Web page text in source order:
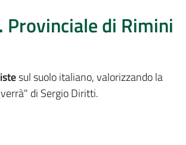
Provinciale di Rimini
sul suolo italiano, valorizzando la
di Sergio Diritti.